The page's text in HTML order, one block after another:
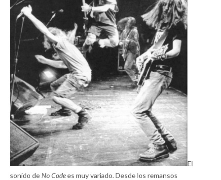
El
sonido deNo Codees muy variado. Desde los remansos